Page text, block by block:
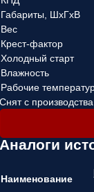
Габариты, ШхГхВ
Вес
Крест-фактор
Холодный старт
Влажность
Рабочие
Снят с производства
Аналоги
Наименование